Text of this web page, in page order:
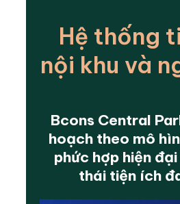
Hệ thống
nội khu và
Bcons Central
hoạch theo mô
phức hợp hiện
thái tiện ích